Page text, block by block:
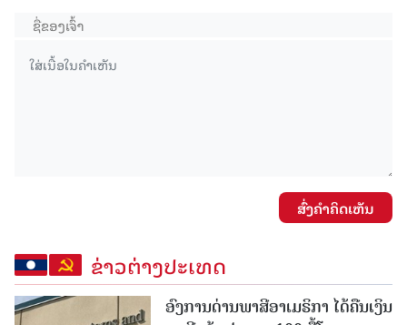
ສົ່ງຄໍາຄິດເຫັນ
ຂ່າວຕ່າງປະເທດ
ອົງການດ່ານພາສີອາເມຣິກາ ໄດ້ຄືນເງິນ